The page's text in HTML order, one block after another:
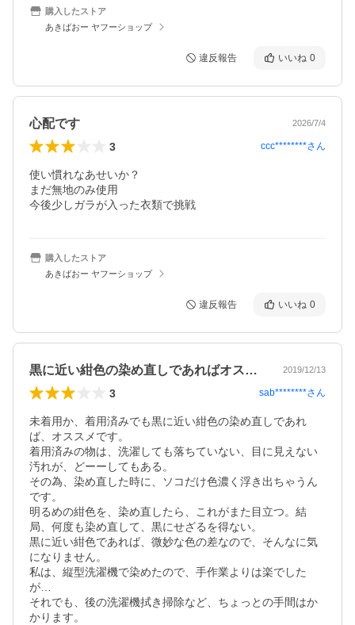
購入したストア
あきばおー ヤフーショップ
違反報告 いいね 0
心配です 2026/7/4
3 ccc********さん
使い慣れなあせいか？
まだ無地のみ使用
今後少しガラが入った衣類で挑戦
購入したストア
あきばおー ヤフーショップ
違反報告 いいね 0
黒に近い紺色の染め直しであればオススメ 2019/12/13
3 sab********さん
未着用か、着用済みでも黒に近い紺色の染め直しであれ
ば、オススメです。
着用済みの物は、洗濯しても落ちていない、目に見えない
汚れが、どーーしてもある。
その為、染め直した時に、ソコだけ色濃く浮き出ちゃうん
です。
明るめの紺色を、染め直したら、これがまた目立つ。結
局、何度も染め直して、黒にせざるを得ない。
黒に近い紺色であれば、微妙な色の差なので、そんなに気
になりません。
私は、縦型洗濯機で染めたので、手作業よりは楽でした
が…
それでも、後の洗濯機拭き掃除など、ちょっとの手間はか
かります。